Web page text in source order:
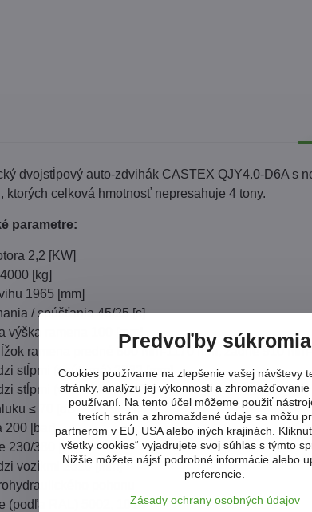
dvojstĺpový auto-zdvihák CASTEX QJY4.0-D6A s
ktorých celková hmotnosť nepresahuje 4 tony.
parametre:
2,2 [KW]
[kg]
1965 [mm]
/ spúšťania 45/25 [s]
výška ramena 100 [mm]
ramena predné 800 mm-1170 mm, zadné 910 mm-
stĺpmi (vnútorná) 2832 [mm]
stĺpmi (vonkajšia) 3442 [mm]
≤ 70 [dB]
[bar]
230/380 [V]
vozíkmi 2610 [mm]
pohonu
(podľa RAL) 5002, 1018
Predvoľby súkromia
Cookies používame na zlepšenie vašej návštevy
stránky, analýzu jej výkonnosti a
používaní. Na tento účel môžeme použiť
tretích strán a zhromaždené údaje sa môžu
partnerom v EÚ, USA alebo iných krajinách.
všetky cookies“ vyjadrujete svoj súhlas s týmto
Nižšie môžete nájsť podrobné informácie alebo
preferencie.
Zásady ochrany osobných údajov